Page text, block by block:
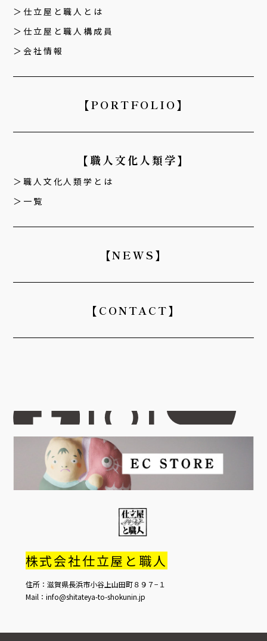
仕立屋と職人とは
仕立屋と職人構成員
会社情報
【PORTFOLIO】
【職人文化人類学】
職人文化人類学とは
一覧
【NEWS】
【CONTACT】
株式会社仕立屋と職人
住所：滋賀県長浜市小谷上山田町８９７−１
Mail：info@shitateya-to-shokunin.jp